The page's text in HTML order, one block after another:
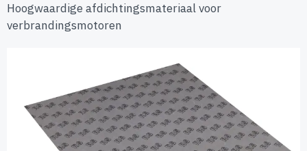
Hoogwaardige afdichtingsmateriaal voor
verbrandingsmotoren
afbeeldingen-